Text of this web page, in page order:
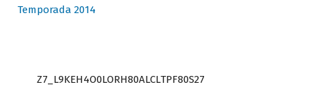
Temporada 2014
Z7_L9KEH4O0LORH80ALCLTPF80S27